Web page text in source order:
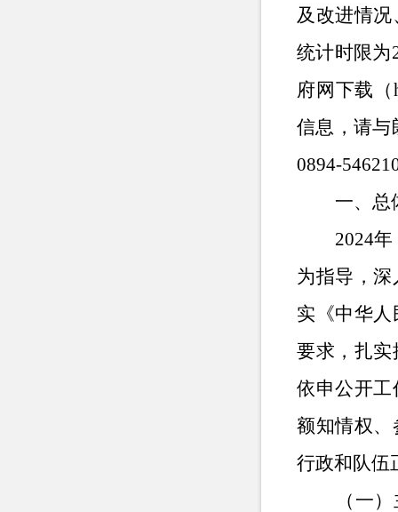
及改进情
统计时限为
府网下载（
信息，请与
0894-
一、 总
2024
为指导，
实《中华
要求，扎
依申公开
额知情权
行政和队伍
（一